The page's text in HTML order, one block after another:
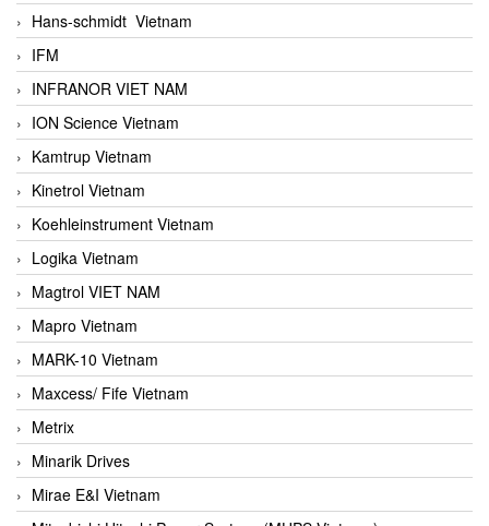
Hans-schmidt Vietnam
IFM
INFRANOR VIET NAM
ION Science Vietnam
Kamtrup Vietnam
Kinetrol Vietnam
Koehleinstrument Vietnam
Logika Vietnam
Magtrol VIET NAM
Mapro Vietnam
MARK-10 Vietnam
Maxcess/ Fife Vietnam
Metrix
Minarik Drives
Mirae E&I Vietnam